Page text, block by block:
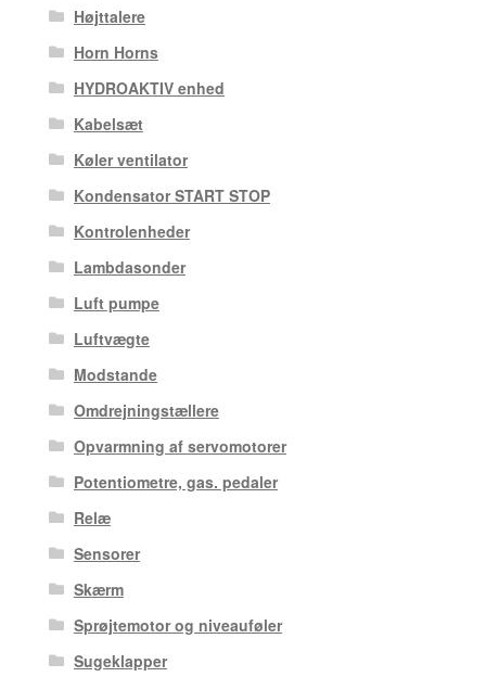
Højttalere
Horn Horns
HYDROAKTIV enhed
Kabelsæt
Køler ventilator
Kondensator START STOP
Kontrolenheder
Lambdasonder
Luft pumpe
Luftvægte
Modstande
Omdrejningstællere
Opvarmning af servomotorer
Potentiometre, gas. pedaler
Relæ
Sensorer
Skærm
Sprøjtemotor og niveauføler
Sugeklapper